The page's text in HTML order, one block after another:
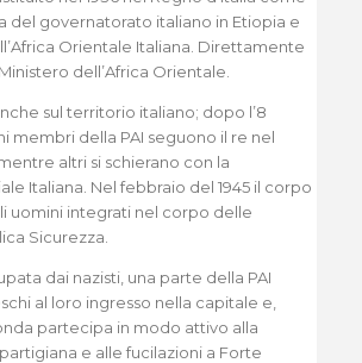
del governatorato italiano in Etiopia e
Orientale Italiana. Direttamente
dell’Africa Orientale.
sul territorio italiano; dopo l’8
membri della PAI seguono il re nel
altri si schierano con la
Italiana. Nel febbraio del 1945 il corpo
uomini integrati nel corpo delle
Sicurezza.
dai nazisti, una parte della PAI
al loro ingresso nella capitale e,
partecipa in modo attivo alla
e alle fucilazioni a Forte